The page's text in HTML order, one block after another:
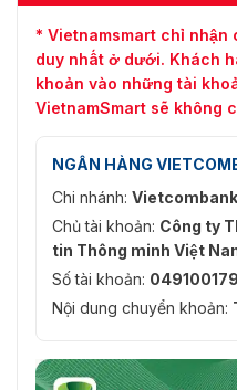
riêng tư
mặt nạ
Chế độ tập
trung
Tự động/
WDR 120dB
BLC Đúng
HLC Đúng
Chống
sương mù
học
Đúng
Lấy nét
nhanh
* Vietnamsmart chỉ nhận
duy nhất ở dưới. Khách
khoản vào những tài
VietnamSmart sẽ không
NGÂN HÀNG
Chi nhánh: Vietcombank
Chủ tài khoản: Công ty
tin Thông minh Việt
Số tài khoản:
Nội dung chuyển khoản: